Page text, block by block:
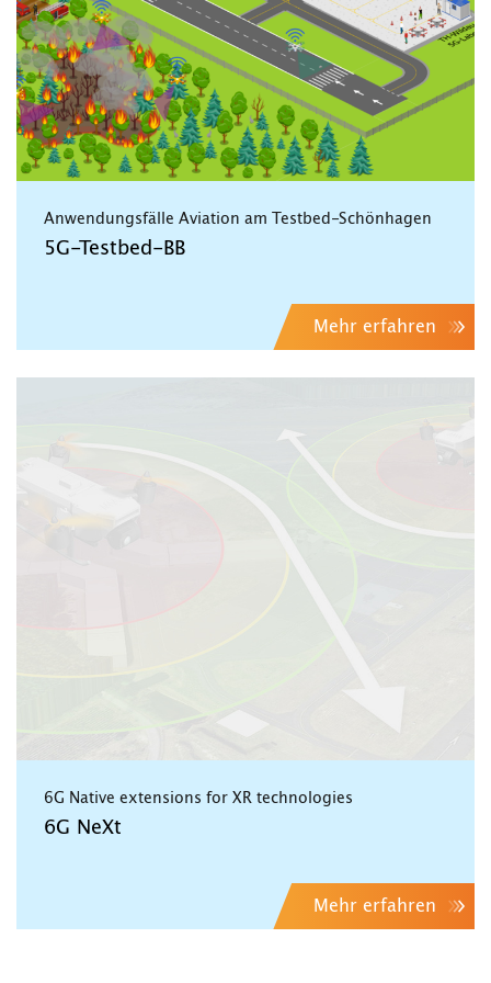
Anwendungsfälle Aviation am Testbed-Schönhagen
5G-Testbed-BB
Mehr erfahren
6G Native extensions for XR technologies
6G NeXt
Mehr erfahren